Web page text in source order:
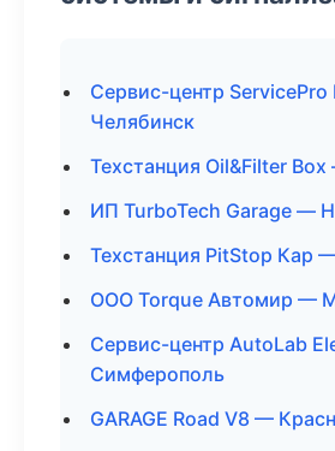
Сервис-центр
Челябинск
Техстанция Oil&Filter
ИП TurboTech Garage —
Техстанция PitStop Кар
ООО Torque Автомир —
Сервис-центр AutoLab
Симферополь
GARAGE Road V8 —